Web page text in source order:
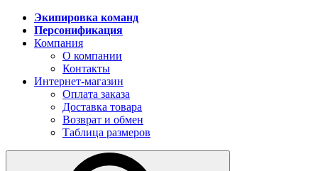
Экипировка команд
Персонификация
Компания
О компании
Контакты
Интернет-магазин
Оплата заказа
Доставка товара
Возврат и обмен
Таблица размеров